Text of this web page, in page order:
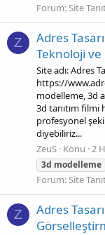
Forum:Site
Z
Adres
Teknoloji
Site adı: Adres
https://
modelleme, 3d
3d tanıtım filmi
profesyonel
diyebiliriz...
ZeuS Konu 2
3d modelleme
Forum:Site
Z
Adres